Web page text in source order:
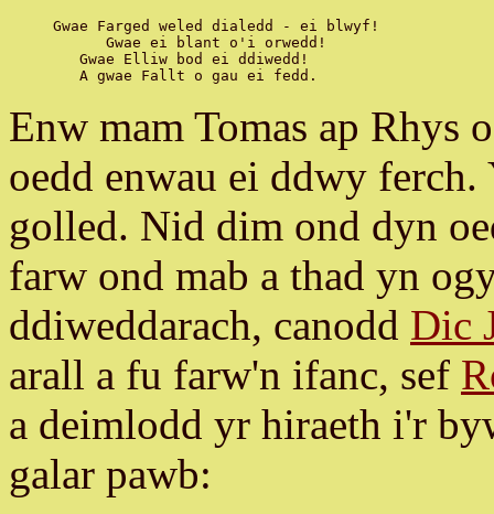
Gwae Farged weled dialedd - ei blwyf!
      Gwae ei blant o'i orwedd!
   Gwae Elliw bod ei ddiwedd!
Enw mam Tomas ap Rhys
oedd enwau ei ddwy
golled. Nid dim ond dyn
farw ond mab a thad yn
ddiweddarach, canodd Dic
arall a fu farw'n ifanc, sef
a deimlodd yr hiraeth i'r
galar pawb: